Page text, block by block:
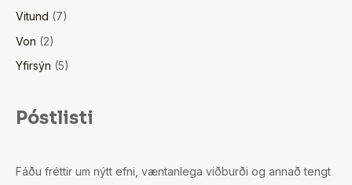
Vitund (7)
Von (2)
Yfirsýn (5)
Póstlisti
Fáðu fréttir um nýtt efni, væntanlega viðburði og annað tengt